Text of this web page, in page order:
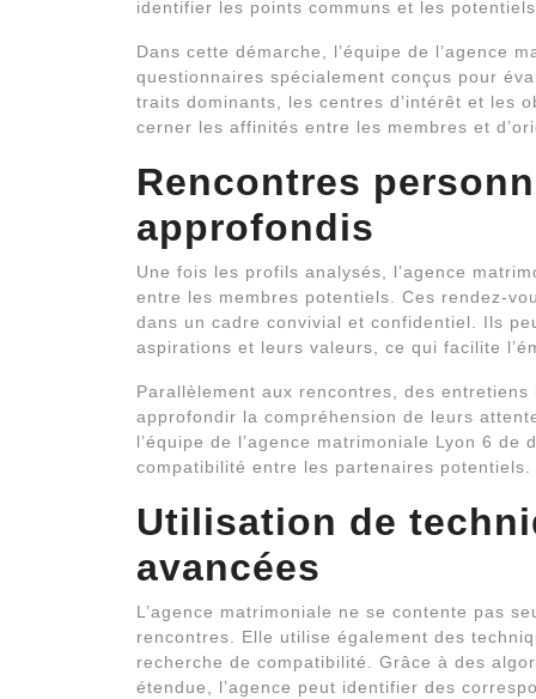
identifier les points communs et les
Dans cette démarche, l’équipe de l’agence
questionnaires spécialement conçus pour
traits dominants, les centres d’intérêt et les
cerner les affinités entre les membres et
Rencontres
approfondis
Une fois les profils analysés, l’agence
entre les membres potentiels. Ces rendez-
dans un cadre convivial et confidentiel. Ils
aspirations et leurs valeurs, ce qui facilite
Parallèlement aux rencontres, des
approfondir la compréhension de leurs
l’équipe de l’agence matrimoniale Lyon 6
compatibilité entre les partenaires potentiels.
Utilisation de
avancées
L’agence matrimoniale ne se contente pas
rencontres. Elle utilise également des
recherche de compatibilité. Grâce à des
étendue, l’agence peut identifier des